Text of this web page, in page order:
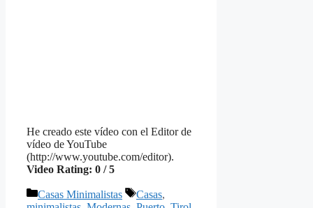
He creado este vídeo con el Editor de
vídeo de YouTube
(http://www.youtube.com/editor).
Video Rating: 0 / 5
Categorías
Casas Minimalistas Etiquetas
Casas,